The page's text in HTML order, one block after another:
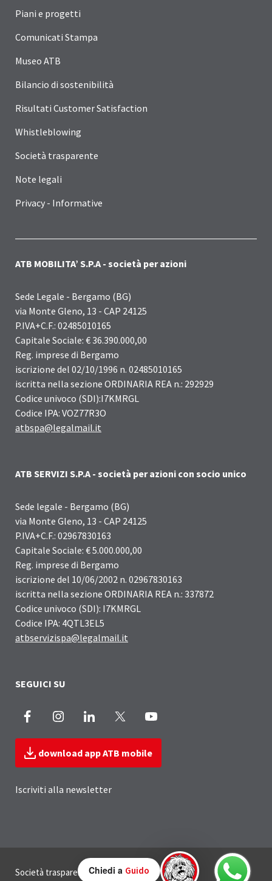
Piani e progetti
Comunicati Stampa
Museo ATB
Bilancio di sostenibilità
Risultati Customer Satisfaction
Whistleblowing
Società trasparente
Note legali
Privacy - Informative
ATB MOBILITA’ S.P.A - società per azioni
Sede Legale - Bergamo (BG)
via Monte Gleno, 13 - CAP 24125
P.IVA+C.F.: 02485010165
Capitale Sociale: € 36.390.000,00
Reg. imprese di Bergamo
iscrizione del 02/10/1996 n. 02485010165
iscritta nella sezione ORDINARIA REA n.: 292929
Codice univoco (SDI):I7KMRGL
Codice IPA: VOZ77R3O
atbspa@legalmail.it
ATB SERVIZI S.P.A - società per azioni con socio unico
Sede legale - Bergamo (BG)
via Monte Gleno, 13 - CAP 24125
P.IVA+C.F.: 02967830163
Capitale Sociale: € 5.000.000,00
Reg. imprese di Bergamo
iscrizione del 10/06/2002 n. 02967830163
iscritta nella sezione ORDINARIA REA n.: 337872
Codice univoco (SDI): I7KMRGL
Codice IPA: 4QTL3EL5
atbservizispa@legalmail.it
SEGUICI SU
Facebook InstagramLinkedIn
download app ATB mobile
Iscriviti alla newsletter
Società trasparente Privacy
Chiedi a Guido